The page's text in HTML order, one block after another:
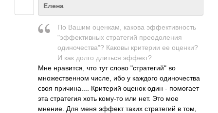
Елена
По Вашим оценкам, какова эффективность
"эффективных стратегий преодоления
одиночества"? Каковы критерии ее оценки?
И как долго длиться эффект?
Мне нравится, что тут слово "стратегий" во
множественном числе, ибо у каждого одиночества
своя причина.... Критерий оценок один - помогает
эта стратегия хоть кому-то или нет. Это мое
мнение. Для меня эффект таких стратегий в том,